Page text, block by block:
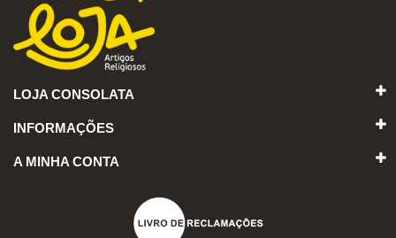
LOJA CONSOLATA
INFORMAÇÕES
A MINHA CONTA